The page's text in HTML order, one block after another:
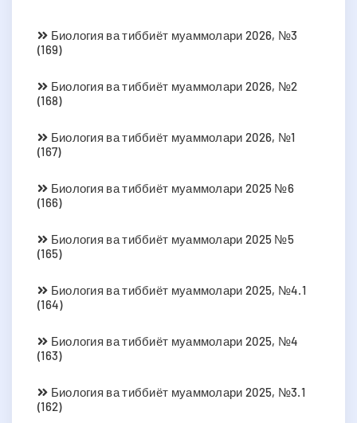
Биология ва тиббиёт муаммолари 2026, №3
(169)
Биология ва тиббиёт муаммолари 2026, №2
(168)
Биология ва тиббиёт муаммолари 2026, №1
(167)
Биология ва тиббиёт муаммолари 2025 №6
(166)
Биология ва тиббиёт муаммолари 2025 №5
(165)
Биология ва тиббиёт муаммолари 2025, №4.1
(164)
Биология ва тиббиёт муаммолари 2025, №4
(163)
Биология ва тиббиёт муаммолари 2025, №3.1
(162)